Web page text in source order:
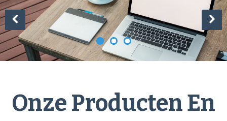
Previous Next
Onze Producten En